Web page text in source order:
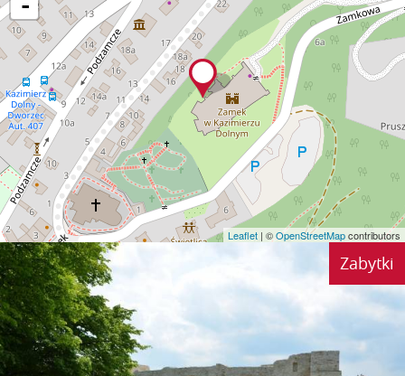
Leaflet | ©OpenStreetMapcontributors
Zabytki